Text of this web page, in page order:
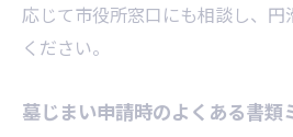
応じて市役所窓口にも相談し、円
ください。
墓じまい申請時のよくある書類